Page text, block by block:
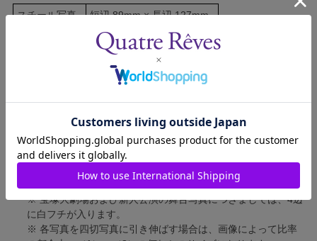
スチール写真
短辺 89mm × 長辺 127mm
短辺 127mm × 長辺 178mm
短辺 217mm × 長辺 305mm
短辺 213mm × 長辺 305mm
四切写真（3）
短辺 254mm × 長辺 305mm
短辺 305mm × 長辺 432mm
全紙写真
短辺 402mm × 長辺 559mm
写真のサイズにつきまして、下記の件も併せてご了承ください。
※ 宝塚大劇場および新人公演の舞台写真につきましては、4辺
に白フチが入ります。
※ 各写真を四切写真に引き伸ばす場合は、画像によって比率